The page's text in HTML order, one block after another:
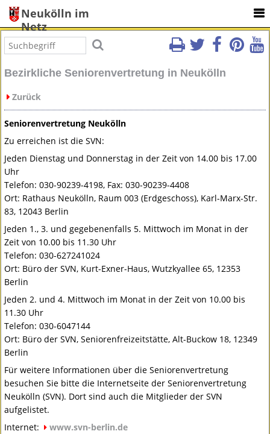
Neukölln im
Netz
Bezirkliche Seniorenvertretung in Neukölln
Zurück
Seniorenvertretung Neukölln
Zu erreichen ist dieSVN:
Jeden Dienstag und Donnerstag in der Zeit von 14.00 bis 17.00
Uhr
Telefon: 030-90239-4198, Fax: 030-90239-4408
Ort: Rathaus Neukölln, Raum 003 (Erdgeschoss), Karl-Marx-Str.
83, 12043 Berlin
Jeden 1., 3. und gegebenenfalls 5. Mittwoch im Monat in der
Zeit von 10.00 bis 11.30 Uhr
Telefon: 030-627241024
Ort: Büro derSVN, Kurt-Exner-Haus, Wutzkyallee 65, 12353
Berlin
Jeden 2. und 4. Mittwoch im Monat in der Zeit von 10.00 bis
11.30 Uhr
Telefon: 030-6047144
Ort: Büro derSVN, Seniorenfreizeitstätte, Alt-Buckow 18, 12349
Berlin
Für weitere Informationen über die Seniorenvertretung
besuchen Sie bitte die Internetseite der Seniorenvertretung
Neukölln (SVN). Dort sind auch die Mitglieder derSVN
aufgelistet.
Internet:
www.svn-berlin.de